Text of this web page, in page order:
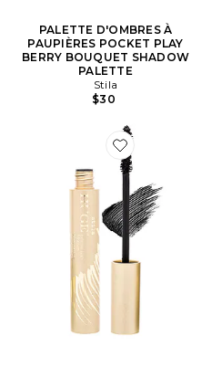
PALETTE D'OMBRES À
PAUPIÈRES POCKET PLAY
BERRY BOUQUET SHADOW
PALETTE
Stila
$30
Favorite Huge